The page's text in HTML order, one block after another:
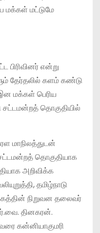
மக்கள் மட்டுமே
பிரிவினர் என்று
தேர்தலில் களம் கண்டு
மக்கள் பெரிய
தொகுதியில்
மாநிலத்துடன்
தொகுதியாக
அறிவிக்க
தமிழ்நாடு
நிறுவன தலைவர்
தினகரன்.
கன்னியாகுமரி